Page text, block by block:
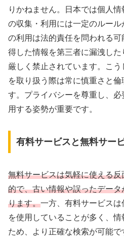
りかねません。日本では個人
の収集・利用には一定のルー
の利用は法的責任を問われる
得した情報を第三者に漏洩し
厳しく禁止されています。こ
を取り扱う際は常に慎重さと
す。プライバシーを尊重し、
用する姿勢が重要です。
有料サービスと無料サー
無料サービスは気軽に使える
的で、古い情報や誤ったデー
ります。一方、有料サービス
を使用していることが多く、
ため、より正確な検索が可能